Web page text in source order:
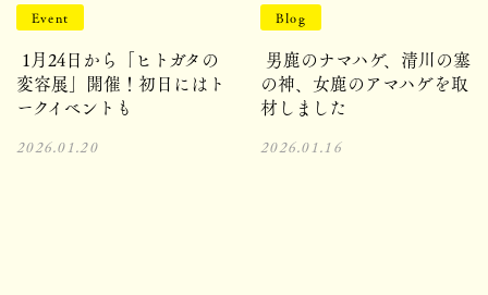
Event
1月24日から「ヒトガタの
変容展」開催！初日にはト
ークイベントも
2026.01.20
Blog
男鹿のナマハゲ、清川の塞
の神、女鹿のアマハゲを取
材しました
2026.01.16